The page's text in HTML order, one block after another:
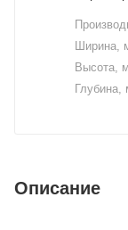
Ширина,
Высота,
Глубина,
Описание